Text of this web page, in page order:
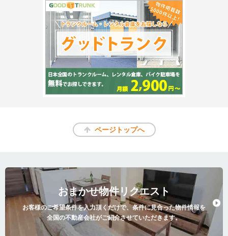
ページトップへ
おまかせ物件リクエスト
お客様のご希望条件を入力頂くだけで、条件に見合った物件情報を
全国の不動産会社がご紹介させていただきます。